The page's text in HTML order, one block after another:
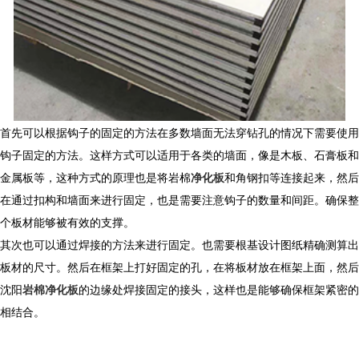
首先可以根据钩子的固定的方法在多数墙面无法穿钻孔的情况下需要使用
钩子固定的方法。这样方式可以适用于各类的墙面，像是木板、石膏板和
金属板等，这种方式的原理也是将岩棉净化板和角钢扣等连接起来，然后
在通过扣构和墙面来进行固定，也是需要注意钩子的数量和间距。确保整
个板材能够被有效的支撑。
其次也可以通过焊接的方法来进行固定。也需要根基设计图纸精确测算出
板材的尺寸。然后在框架上打好固定的孔，在将板材放在框架上面，然后
沈阳岩棉净化板的边缘处焊接固定的接头，这样也是能够确保框架紧密的
相结合。